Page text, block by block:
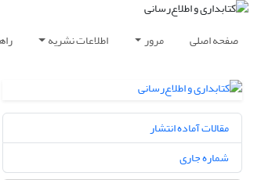
صفحه اصلی مرور اطلاعات نشریه
مقالات آماده انتشار
شماره جاری